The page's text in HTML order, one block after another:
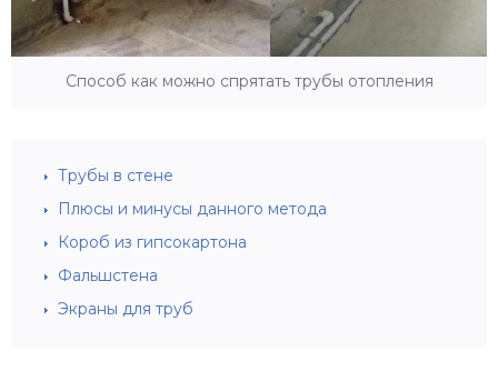
Способ как можно спрятать трубы отопления
Трубы в стене
Плюсы и минусы данного метода
Короб из гипсокартона
Фальшстена
Экраны для труб